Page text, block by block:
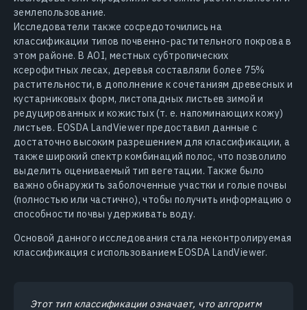
землепользование.
Исследователи также сосредоточились на
классификации типов почвенно-растительного покрова в
этом районе. В AOI, местных субтропических
ксерофитных лесах, деревья составляли более 75%
растительности, в дополнение к сочетаниям древесных и
кустарниковых форм, листопадных листьев зимой и
редуцированных и кожистых (т. е. напоминающих кожу)
листьев. EOSDA LandViewer предоставил данные с
достаточно высоким разрешением для классификации, а
также широкий спектр комбинаций полос, что позволило
выделить оцениваемый тип вегетации. Также было
важно обнаружить заболоченные участки и голые почвы
(полностью или частично), чтобы получить информацию о
способности почвы удерживать воду.
Основой данного исследования стала неконтролируемая
классификация с использованием EOSDA LandViewer.
Этот тип классификации означает, что алгоритм